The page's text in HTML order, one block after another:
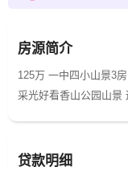
房源简介
125万 一中四小山景3
采光好看香山公园山景
贷款明细